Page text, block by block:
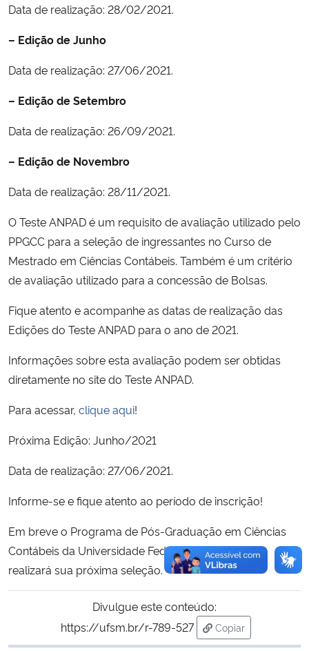
Ministério do Desenvolvimento Regional
Controladoria-Geral da União
Secretaria de Governo
Gabinete de Segurança Institucional
Banco Central do Brasil
Planalto
Data de realização: 28/02/2021.
– Edição de Junho
Data de realização: 27/06/2021.
– Edição de Setembro
Data de realização: 26/09/2021.
– Edição de Novembro
Data de realização: 28/11/2021.
O Teste ANPAD é um requisito de avaliação utilizado pelo
PPGCC para a seleção de ingressantes no Curso de
Mestrado em Ciências Contábeis. Também é um critério
de avaliação utilizado para a concessão de Bolsas.
Fique atento e acompanhe as datas de realização das
Edições do Teste ANPAD para o ano de 2021.
Informações sobre esta avaliação podem ser obtidas
diretamente no site do Teste ANPAD.
Para acessar, clique aqui!
Próxima Edição: Junho/2021
Data de realização: 27/06/2021.
Informe-se e fique atento ao período de inscrição!
Em breve o Programa de Pós-Graduação em Ciências
Contábeis da Universidade Federal de Santa Maria
realizará sua próxima seleção.
Divulgue este conteúdo:
https://ufsm.br/r-789-527
Copiar
para área de